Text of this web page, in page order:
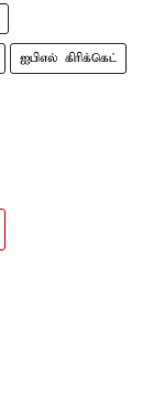
ஐபிஎல் கிரிக்கெட்